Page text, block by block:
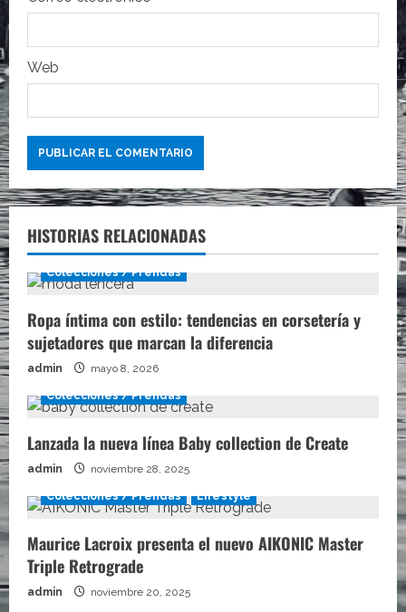
d
a
s
Web
HISTORIAS RELACIONADAS
Colecciones / Prendas
Ropa íntima con estilo: tendencias en corsetería y
sujetadores que marcan la diferencia
admin mayo 8, 2026
Colecciones / Prendas
Lanzada la nueva línea Baby collection de Create
admin noviembre 28, 2025
Colecciones / Prendas Lifestyle
Maurice Lacroix presenta el nuevo AIKONIC Master
Triple Retrograde
admin noviembre 20, 2025